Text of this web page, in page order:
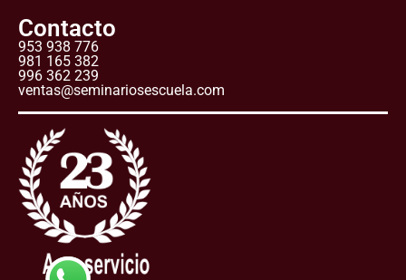
Contacto
953 938 776
981 165 382
996 362 239
ventas@seminariosescuela.com